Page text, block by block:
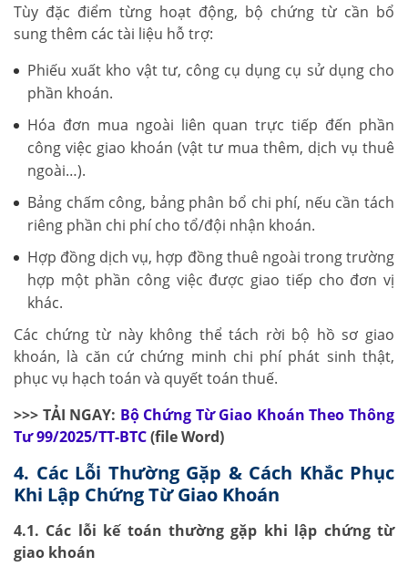
Tùy đặc điểm từng hoạt động, bộ chứng từ cần bổ
sung thêm các tài liệu hỗ trợ:
Phiếu xuất kho vật tư, công cụ dụng cụ sử dụng cho
phần khoán.
Hóa đơn mua ngoài liên quan trực tiếp đến phần
công việc giao khoán (vật tư mua thêm, dịch vụ thuê
ngoài…).
Bảng chấm công, bảng phân bổ chi phí, nếu cần tách
riêng phần chi phí cho tổ/đội nhận khoán.
Hợp đồng dịch vụ, hợp đồng thuê ngoài trong trường
hợp một phần công việc được giao tiếp cho đơn vị
khác.
Các chứng từ này không thể tách rời bộ hồ sơ giao
khoán, là căn cứ chứng minh chi phí phát sinh thật,
phục vụ hạch toán và quyết toán thuế.
>>> TẢI NGAY: Bộ Chứng Từ Giao Khoán Theo Thông
Tư 99/2025/TT-BTC(file Word)
4. Các Lỗi Thường Gặp & Cách Khắc Phục
Khi Lập Chứng Từ Giao Khoán
4.1. Các lỗi kế toán thường gặp khi lập chứng từ
giao khoán